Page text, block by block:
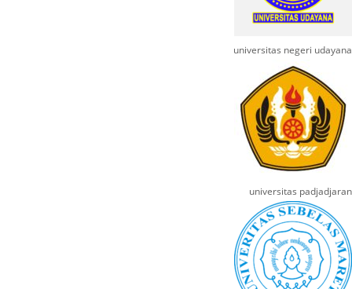
universitas negeri udayana
universitas padjadjaran